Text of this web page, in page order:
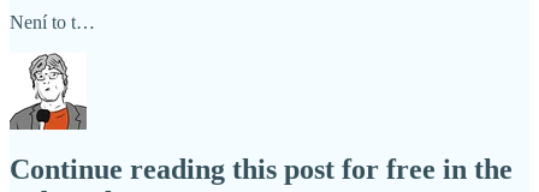
Není to t…
Continue reading this post for free in the